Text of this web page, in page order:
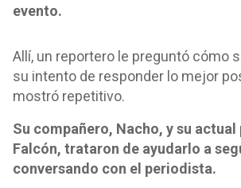
evento.
Allí, un reportero le preguntó cómo
su intento de responder lo mejor
mostró repetitivo.
Su compañero, Nacho, y su actual
Falcón, trataron de ayudarlo a
conversando con el periodista.